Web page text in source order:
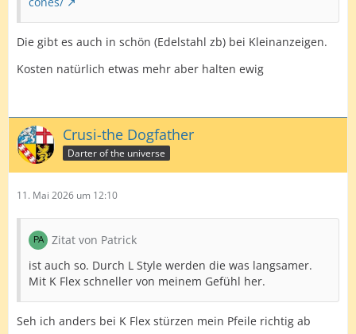
Die gibt es auch in schön (Edelstahl zb) bei Kleinanzeigen.
Kosten natürlich etwas mehr aber halten ewig
Crusi-the Dogfather
Darter of the universe
11. Mai 2026 um 12:10
Zitat von Patrick
ist auch so. Durch L Style werden die was langsamer.
Mit K Flex schneller von meinem Gefühl her.
Seh ich anders bei K Flex stürzen mein Pfeile richtig ab